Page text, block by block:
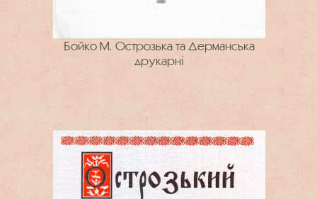
Бойко М. Острозька та Дерманська
друкарні